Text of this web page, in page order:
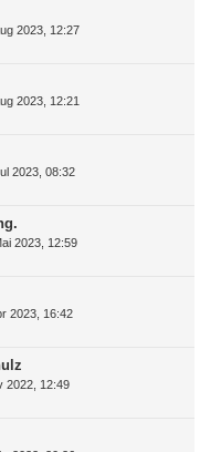
2023, 12:27
2023, 12:21
2023, 08:32
2023, 12:59
2023, 16:42
2022, 12:49